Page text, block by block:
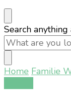
Looking
for
Something?
Search
Home Familie